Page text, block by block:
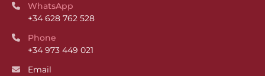
WhatsApp
+34 628 762 528
Phone
+34 973 449 021
Email